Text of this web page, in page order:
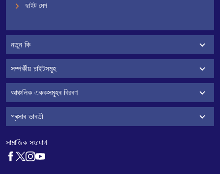
ছাইট মেপ
নতুন কি
সম্পৰ্কীয় চাইটসমূহ
আঞ্চলিক এককসমূহৰ বিৱৰণ
প্ৰসাৰ ভাৰতী
সামাজিক সংযোগ